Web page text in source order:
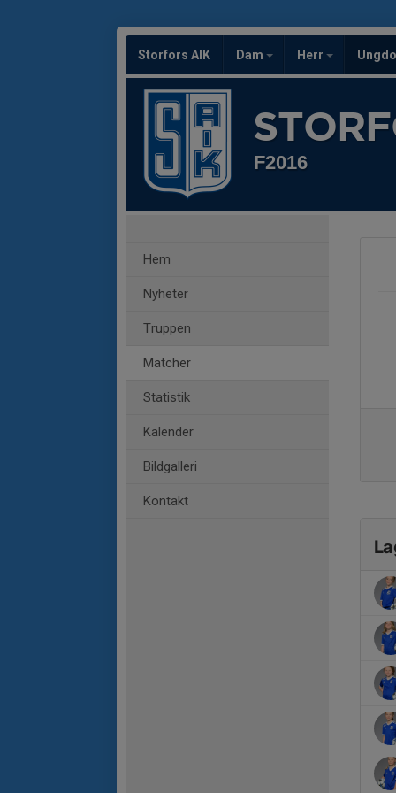
Storfors AIK Dam Herr
F2016
Hem
Nyheter
Truppen
Matcher
Statistik
Kalender
Bildgalleri
Kontakt